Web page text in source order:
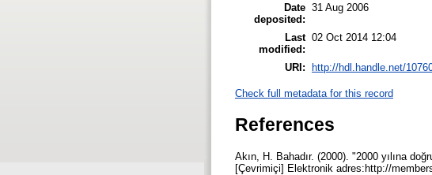
Date
deposited:
31 Aug 2006
Last
modified:
02 Oct 2014 12:04
URI: http://hdl.handle.net/
Check full metadata for this record
References
Akın, H. Bahadır. (2000). "2000 yılına
[Çevrimiçi] Elektronik adres:http://